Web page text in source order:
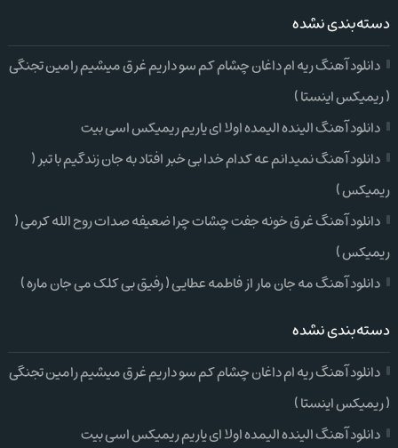
دسته‌بندی نشده
دانلود آهنگ ریه ام داغان چشام کم سو داریم غرق میشیم رامین تجنگی
( ریمیکس اینستا )
دانلود آهنگ الینده الیمده اولا ای یاریم ریمیکس اسی بیت
دانلود آهنگ نمیدانم عه کدام خدا بی خبر افتاد به جان زندگیم با تبر (
ریمیکس )
دانلود آهنگ غرق خونه جفت چشات چرا ضعیفه صدات روح الله کرمی (
ریمیکس )
دانلود آهنگ مه جان مار از فاطمه عطایی ( رفیق بی کلک می جان ماره )
دسته‌بندی نشده
دانلود آهنگ ریه ام داغان چشام کم سو داریم غرق میشیم رامین تجنگی
( ریمیکس اینستا )
دانلود آهنگ الینده الیمده اولا ای یاریم ریمیکس اسی بیت